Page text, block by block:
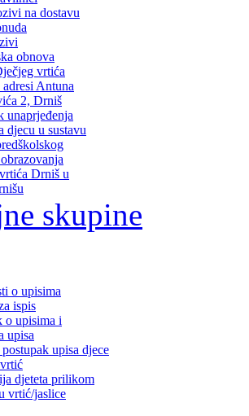
na dostavu
obnova
vrtića
Antuna
2, Drniš
unaprjeđenja
djecu u sustavu
Drniš u
skupine
o upisima
ispis
o upisima i
upisa
upisa djece
djeteta prilikom
vrtić/jaslice